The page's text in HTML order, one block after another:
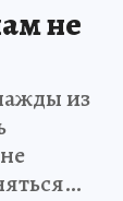
не
из